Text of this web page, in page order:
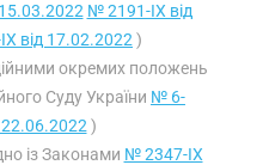
№ 2191-IX від
від 17.02.2022 )
окремих положень
Суду України № 6-
)
із Законами № 2347-IX